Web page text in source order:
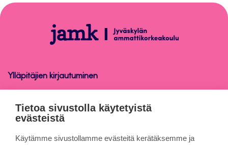
Peppi-
ohjeet
Ylläpitäjien kirjautuminen
Peppi-ohjeet henkilökunnalle
Tietoa sivuista
Tietoa sivustolla käytetyistä
evästeistä
Käytämme sivustollamme evästeitä kerätäksemme ja